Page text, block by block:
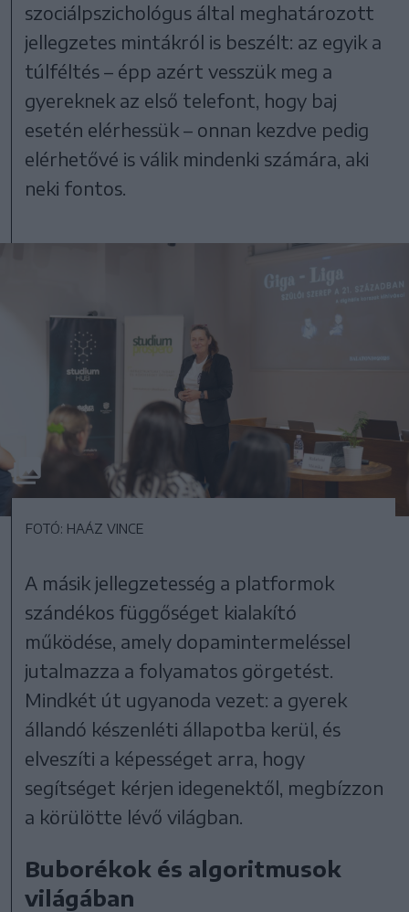
szociálpszichológus által meghatározott
jellegzetes mintákról is beszélt: az egyik a
túlféltés – épp azért vesszük meg a
gyereknek az első telefont, hogy baj
esetén elérhessük – onnan kezdve pedig
elérhetővé is válik mindenki számára, aki
neki fontos.
FOTÓ: HAÁZ VINCE
A másik jellegzetesség a platformok
szándékos függőséget kialakító
működése, amely dopamintermeléssel
jutalmazza a folyamatos görgetést.
Mindkét út ugyanoda vezet: a gyerek
állandó készenléti állapotba kerül, és
elveszíti a képességet arra, hogy
segítséget kérjen idegenektől, megbízzon
a körülötte lévő világban.
Buborékok és algoritmusok
világában